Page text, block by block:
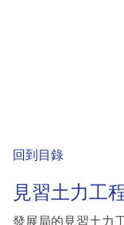
回到目錄
見習土力工
發展局的見習土力